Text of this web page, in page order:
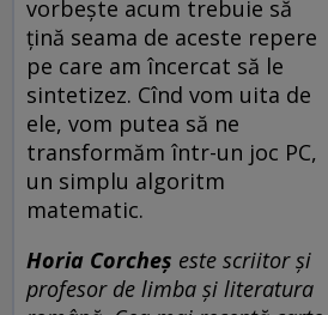
vorbește acum trebuie să
țină seama de aceste repere
pe care am încercat să le
sintetizez. Cînd vom uita de
ele, vom putea să ne
transformăm într-un joc PC,
un simplu algoritm
matematic.
Horia Corcheș este scriitor și
profesor de limba și literatura